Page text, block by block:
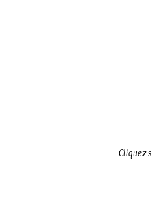
Cliquez